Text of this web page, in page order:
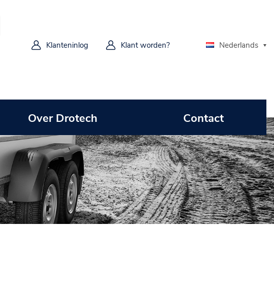
Klanteninlog Klant worden? Nederlands
Over Drotech Contact